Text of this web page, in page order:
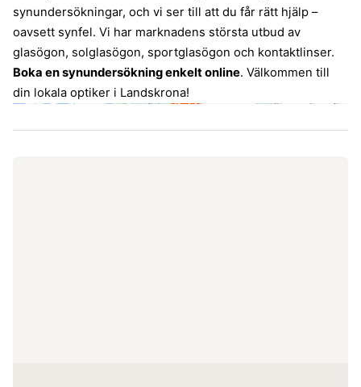
synundersökningar, och vi ser till att du får rätt hjälp –
oavsett synfel. Vi har marknadens största utbud av
glasögon, solglasögon, sportglasögon och kontaktlinser.
Boka en synundersökning enkelt online. Välkommen till
din lokala optiker i Landskrona!